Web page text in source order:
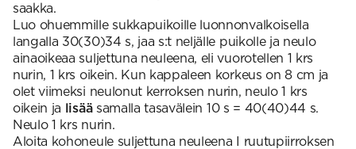
saakka.
Luo ohuemmille sukkapuikoille luonnonvalkoisella
langalla 30(30)34 s, jaa s:t neljälle puikolle ja neulo
ainaoikeaa suljettuna neuleena, eli vuorotellen 1 krs
nurin, 1 krs oikein. Kun kappaleen korkeus on 8 cm ja
olet viimeksi neulonut kerroksen nurin, neulo 1 krs
oikein ja lisää samalla tasavälein 10 s = 40(40)44 s.
Neulo 1 krs nurin.
Aloita kohoneule suljettuna neuleena I ruutupiirroksen